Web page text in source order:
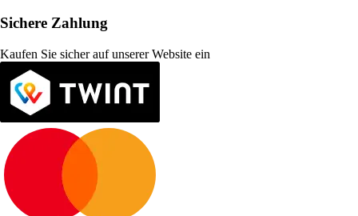
Sichere Zahlung
Kaufen Sie sicher auf unserer Website ein